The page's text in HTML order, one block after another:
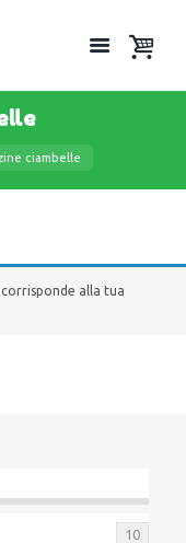
ciambelle
alla tua
10